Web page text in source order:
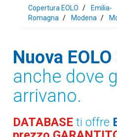
Copertura EOLO
Emilia-
Romagna
Modena
Nuova EOLO
anche dove
arrivano.
DATABASEti offre